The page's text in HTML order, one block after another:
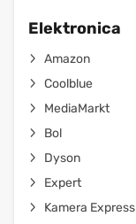
Elektronica
Amazon
Coolblue
MediaMarkt
Bol
Dyson
Expert
Kamera Express